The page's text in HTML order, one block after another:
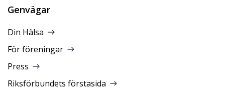
Genvägar
Din Hälsa
För föreningar
Press
Riksförbundets förstasida